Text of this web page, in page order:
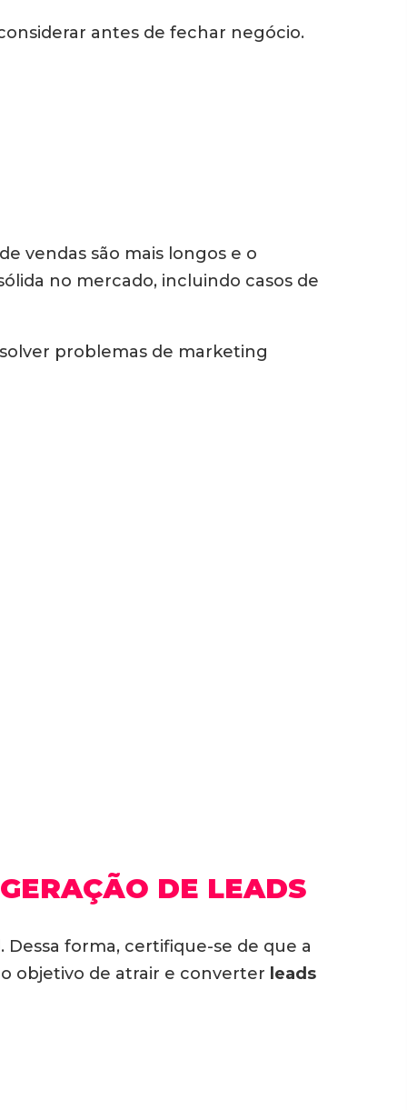
antes de fechar negócio.
vendas são mais longos e o
no mercado, incluindo casos de
problemas de marketing
DE LEADS
. Dessa forma, certifique-se de que a
objetivo de atrair e converter leads